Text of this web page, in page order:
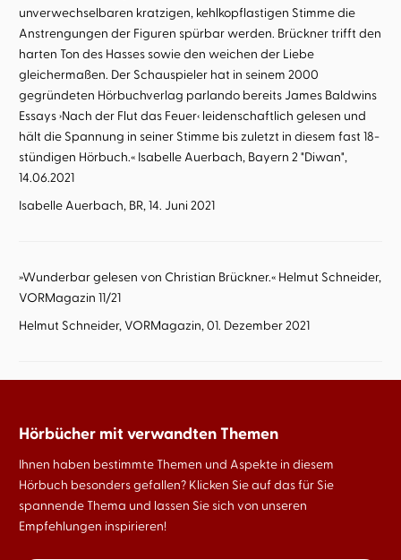
unverwechselbaren kratzigen, kehlkopflastigen Stimme die
Anstrengungen der Figuren spürbar werden. Brückner trifft den
harten Ton des Hasses sowie den weichen der Liebe
gleichermaßen. Der Schauspieler hat in seinem 2000
gegründeten Hörbuchverlag parlando bereits James Baldwins
Essays ›Nach der Flut das Feuer‹ leidenschaftlich gelesen und
hält die Spannung in seiner Stimme bis zuletzt in diesem fast 18-
stündigen Hörbuch.« Isabelle Auerbach, Bayern 2 "Diwan",
14.06.2021
Isabelle Auerbach, BR, 14. Juni 2021
»Wunderbar gelesen von Christian Brückner.« Helmut Schneider,
VORMagazin 11/21
Helmut Schneider, VORMagazin, 01. Dezember 2021
Hörbücher mit verwandten Themen
Ihnen haben bestimmte Themen und Aspekte in diesem
Hörbuch besonders gefallen? Klicken Sie auf das für Sie
spannende Thema und lassen Sie sich von unseren
Empfehlungen inspirieren!